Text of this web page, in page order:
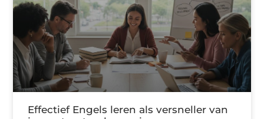
Effectief Engels leren als versneller van